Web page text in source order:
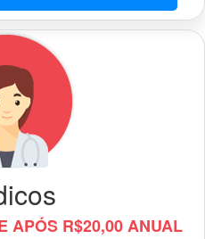
APÓS R$20,00 ANUAL